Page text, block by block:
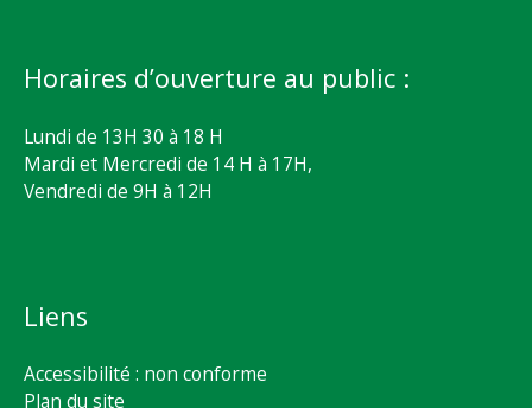
Horaires d’ouverture au public :
Lundi de 13H 30 à 18 H
Mardi et Mercredi de 14 H à 17H,
Vendredi de 9H à 12H
Liens
Accessibilité : non conforme
Plan du site